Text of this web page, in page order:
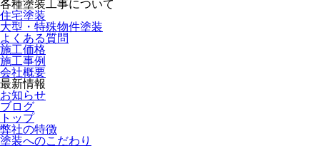
各種塗装工事について
住宅塗装
大型・特殊物件塗装
よくある質問
施工価格
施工事例
会社概要
最新情報
お知らせ
ブログ
トップ
弊社の特徴
塗装へのこだわり